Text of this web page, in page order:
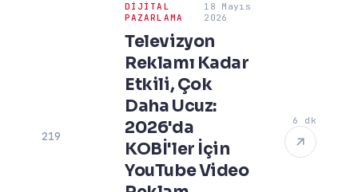
landing page kurulumu
için profesyonel rehber.
219
DIJITAL
PAZARLAMA
18 Mayıs
2026
Televizyon
Reklamı Kadar
Etkili, Çok
Daha Ucuz:
2026'da
KOBİ'ler İçin
YouTube Video
6 dk